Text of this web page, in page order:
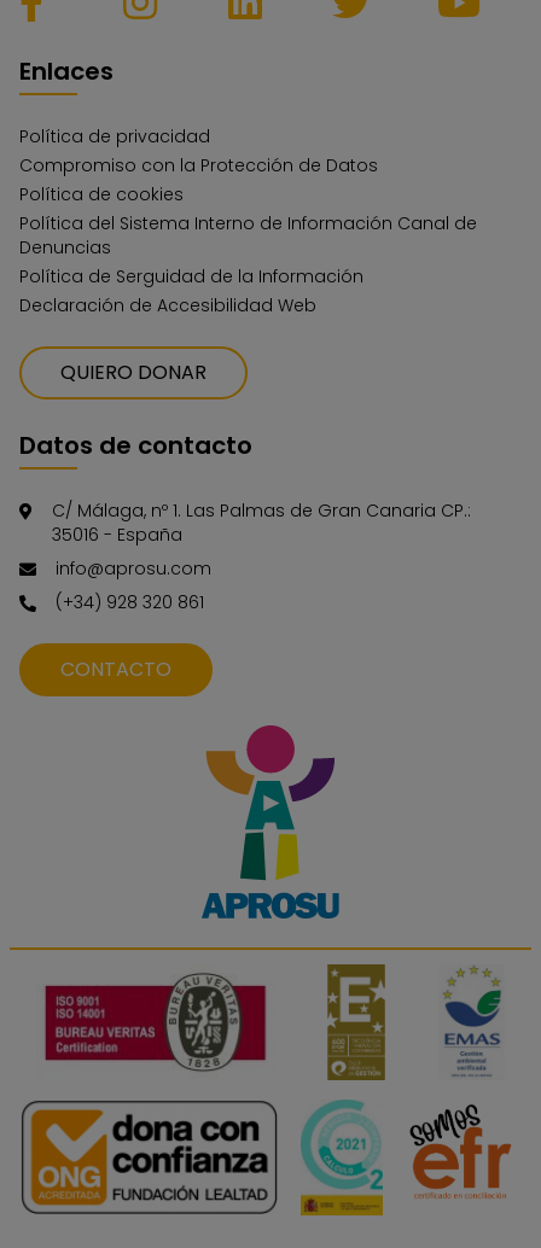
Enlaces
Política de privacidad
Compromiso con la Protección de Datos
Política de cookies
Política del Sistema Interno de Información Canal de
Denuncias
Política de Serguidad de la Información
Declaración de Accesibilidad Web
QUIERO DONAR
Datos de contacto
C/ Málaga, nº 1. Las Palmas de Gran Canaria CP.:
35016 - España
info@aprosu.com
(+34) 928 320 861
CONTACTO